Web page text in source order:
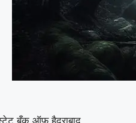
बँक ऑफ हैदराबाद